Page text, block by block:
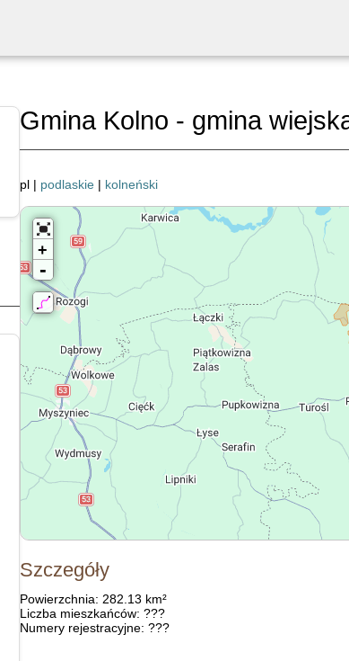
Gmina Kolno - gmina
pl | podlaskie| kolneński
+
-
Szczegóły
Powierzchnia: 282.13 km²
Liczba mieszkańców: ???
Numery rejestracyjne: ???